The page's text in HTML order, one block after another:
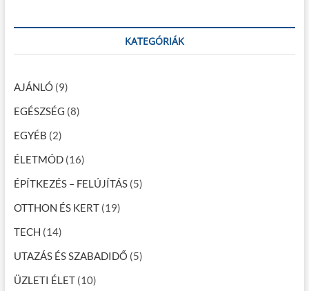
v
i
g
á
c
i
ó
KATEGÓRIÁK
AJÁNLÓ(9)
EGÉSZSÉG (8)
EGYÉB (2)
ÉLETMÓD(16)
ÉPÍTKEZÉS – FELÚJÍTÁS(5)
OTTHON ÉS KERT(19)
TECH (14)
UTAZÁS ÉS SZABADIDŐ (5)
ÜZLETI ÉLET(10)